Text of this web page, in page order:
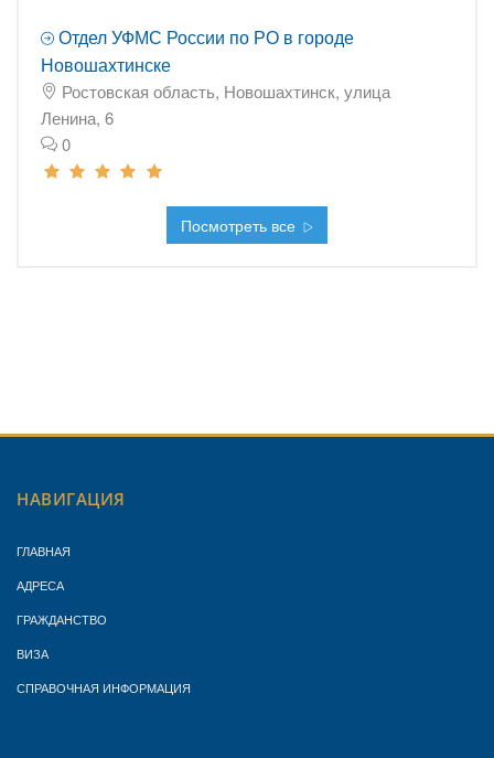
Отдел УФМС России по РО в городе
Новошахтинске
Ростовская область, Новошахтинск, улица
Ленина, 6
0
Посмотреть все
НАВИГАЦИЯ
ГЛАВНАЯ
АДРЕСА
ГРАЖДАНСТВО
ВИЗА
СПРАВОЧНАЯ ИНФОРМАЦИЯ